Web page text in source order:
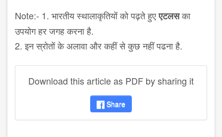
Note:- 1. भारतीय स्थालाकृतियोंको पढ़ते हुएएटलसका
उपयोग हर जगह करना है.
2.इन स्रोतों के अलावा और कहीं से कुछ नहीं पढना है.
Download this article as PDF by sharing it
Share